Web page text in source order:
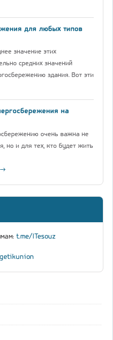
для любых типов
значение этих
средних значений
здания. Вот эти
на
очень важна не
но и для тех, кто будет жить
→
t.me/ITesouz